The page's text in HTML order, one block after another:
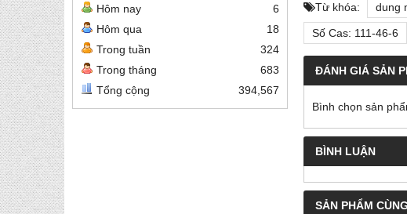
Hôm nay
6
Hôm qua
18
Trong tuần
324
Trong tháng
683
Tổng cộng
394,567
Từ khóa: dung
Số Cas: 111-46-6
ĐÁNH GIÁ SẢN
Bình chọn sản
BÌNH LUẬN
SẢN PHẨM